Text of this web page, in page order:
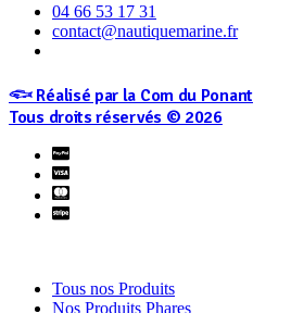
04 66 53 17 31
contact@nautiquemarine.fr
𓆟 Réalisé par la Com du Ponant
Tous droits réservés © 2026
Tous nos Produits
Nos Produits Phares